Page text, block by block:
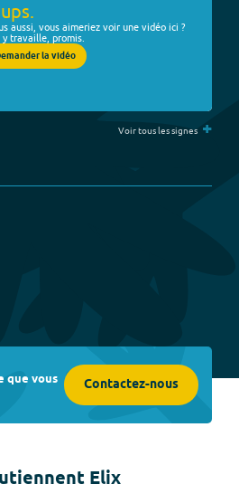
aussi, vous aimeriez voir une vidéo ici ?
y travaille, promis.
la vidéo
Voir tous les signes +
que vous Contactez-nous
Elix